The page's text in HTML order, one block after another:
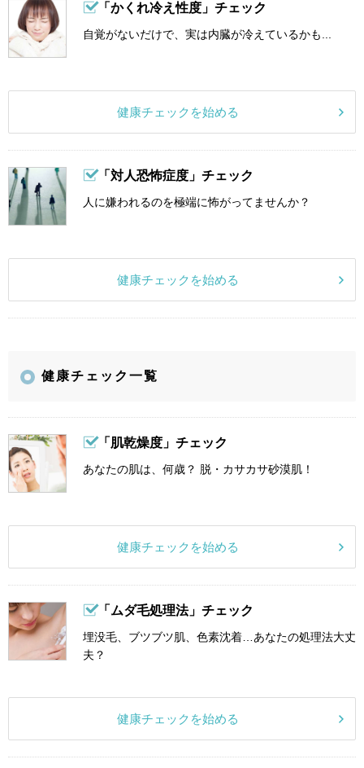
「かくれ冷え性度」チェック
自覚がないだけで、実は内臓が冷えているかも...
健康チェックを始める
「対人恐怖症度」チェック
人に嫌われるのを極端に怖がってませんか？
健康チェックを始める
健康チェック一覧
「肌乾燥度」チェック
あなたの肌は、何歳？ 脱・カサカサ砂漠肌！
健康チェックを始める
「ムダ毛処理法」チェック
埋没毛、ブツブツ肌、色素沈着…あなたの処理法大丈
夫？
健康チェックを始める